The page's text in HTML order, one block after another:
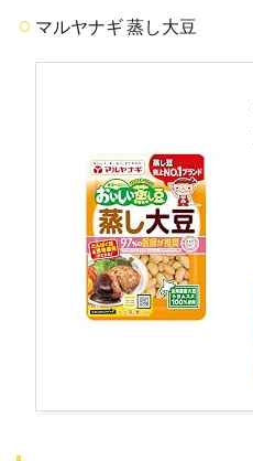
マルヤナギ 蒸し大豆